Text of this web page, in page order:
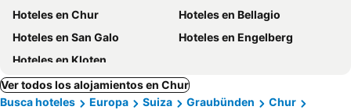
Hoteles en Chur
Hoteles en Bellagio
Hoteles en San Galo
Hoteles en Engelberg
Hoteles en Kloten
Ver todos los alojamientos en Chur
Busca hoteles
Europa Suiza Graubünden
Chur